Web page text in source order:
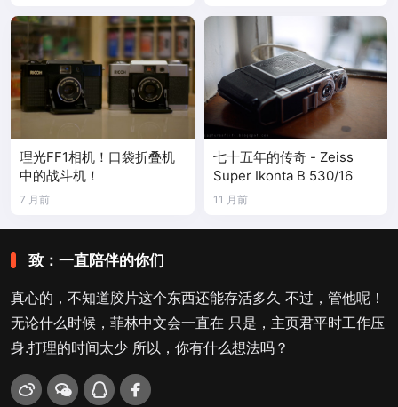
理光FF1相机！口袋折叠机
中的战斗机！
7 月前
七十五年的传奇 - Zeiss
Super Ikonta B 530/16
11 月前
致：一直陪伴的你们
真心的，不知道胶片这个东西还能存活多久 不过，管他呢！
无论什么时候，菲林中文会一直在 只是，主页君平时工作压
身.打理的时间太少 所以，你有什么想法吗？